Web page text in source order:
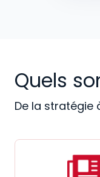
Quels
De la stratégie